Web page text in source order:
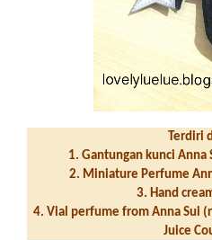
Terdiri
1. Gantungan kunci Anna
2. Miniature Perfume
3. Hand
4. Vial perfume from Anna Sui
Juice